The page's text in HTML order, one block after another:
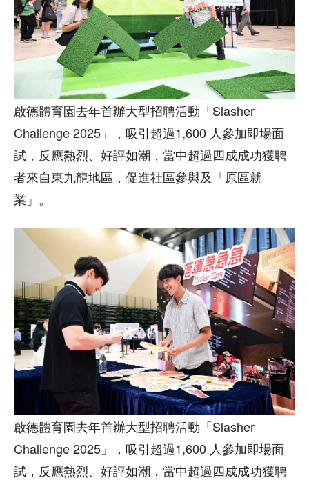
啟德體育園去年首辦大型招聘活動「Slasher
Challenge 2025」，吸引超過1,600 人參加即場面
試，反應熱烈、好評如潮，當中超過四成成功獲聘
者來自東九龍地區，促進社區參與及「原區就
業」。
啟德體育園去年首辦大型招聘活動「Slasher
Challenge 2025」，吸引超過1,600 人參加即場面
試，反應熱烈、好評如潮，當中超過四成成功獲聘